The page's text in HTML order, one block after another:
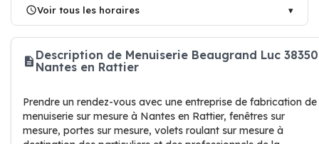
Voir tous les horaires
Description de Menuiserie Beaugrand Luc 38350
Nantes en Rattier
Prendre un rendez-vous avec une entreprise de fabrication de
menuiserie sur mesure à Nantes en Rattier, fenêtres sur
mesure, portes sur mesure, volets roulant sur mesure à